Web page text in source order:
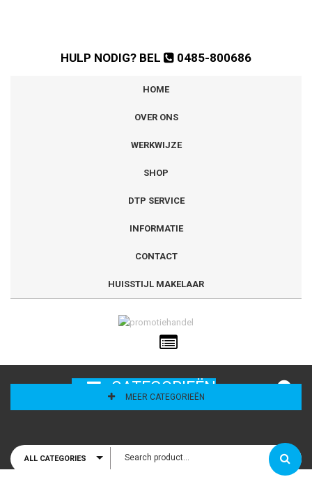
HULP NODIG? BEL 0485-800686
HOME
OVER ONS
WERKWIJZE
SHOP
DTP SERVICE
INFORMATIE
CONTACT
HUISSTIJL MAKELAAR
CATEGORIEËN
MEER CATEGORIEËN
ALL CATEGORIES